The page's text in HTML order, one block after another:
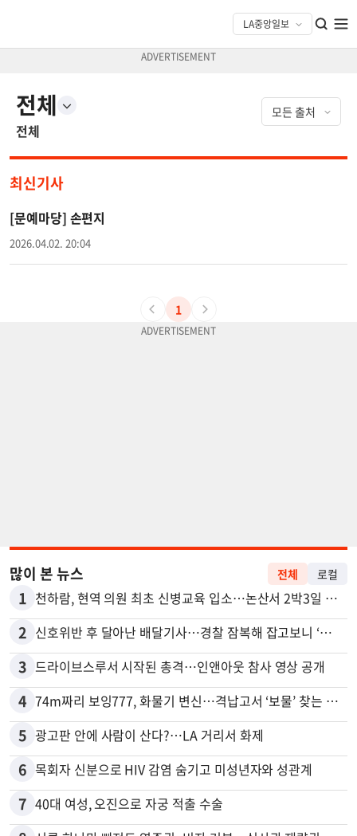
전체
전체
최신기사
[문예마당] 손편지
2026.04.02. 20:04
1
많이 본 뉴스 전체 로컬
1 천하람, 현역 의원 최초 신병교육 입소…논산서 2박3일 생활
2 신호위반 후 달아난 배달기사…경찰 잠복해 잡고보니 ‘반전’
3 드라이브스루서 시작된 총격…인앤아웃 참사 영상 공개
4 74m짜리 보잉777, 화물기 변신…격납고서 ‘보물’ 찾는 인천공항
5 광고판 안에 사람이 산다?…LA 거리서 화제
6 목회자 신분으로 HIV 감염 숨기고 미성년자와 성관계
7 40대 여성, 오진으로 자궁 적출 수술